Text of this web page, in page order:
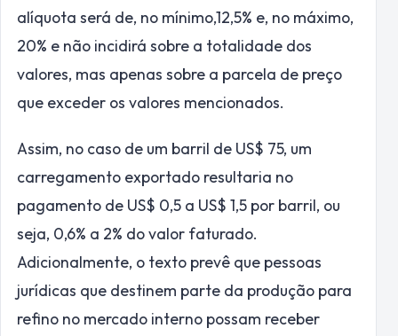
alíquota será de, no mínimo,12,5% e, no máximo,
20% e não incidirá sobre a totalidade dos
valores, mas apenas sobre a parcela de preço
que exceder os valores mencionados.
Assim, no caso de um barril de US$ 75, um
carregamento exportado resultaria no
pagamento de US$ 0,5 a US$ 1,5 por barril, ou
seja, 0,6% a 2% do valor faturado.
Adicionalmente, o texto prevê que pessoas
jurídicas que destinem parte da produção para
refino no mercado interno possam receber